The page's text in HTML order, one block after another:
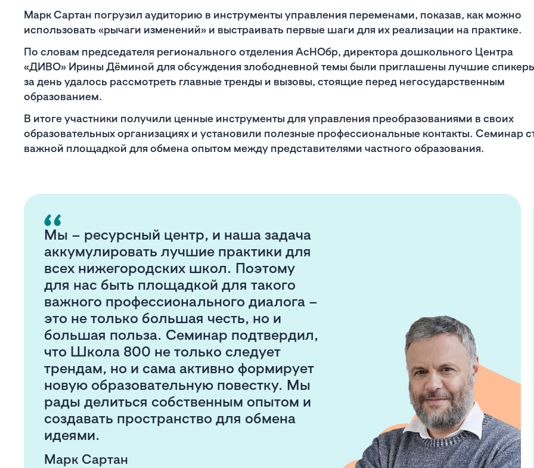
Марк Сартан погрузил аудиторию в инструменты управления переменами, показав, как можно
использовать «рычаги изменений» и выстраивать первые шаги для их реализации на практике.
По словам председателя регионального отделения АсНОбр, директора дошкольного Центра
«ДИВО» Ирины Дёминой для обсуждения злободневной темы были приглашены лучшие
за день удалось рассмотреть главные тренды и вызовы, стоящие перед негосударственным
образованием.
В итоге участники получили ценные инструменты для управления преобразованиями в своих
образовательных организациях и установили полезные профессиональные контакты. Семинар
важной площадкой для обмена опытом между представителями частного образования.
Мы – ресурсный центр, и наша задача
аккумулировать лучшие практики для
всех нижегородских школ. Поэтому
для нас быть площадкой для такого
важного профессионального диалога –
это не только большая честь, но и
большая польза. Семинар подтвердил,
что Школа 800 не только следует
трендам, но и сама активно формирует
новую образовательную повестку. Мы
рады делиться собственным опытом и
создавать пространство для обмена
идеями.
Марк Сартан